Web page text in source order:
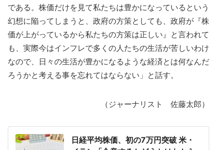
である。株価だけを見て私たちは豊かになっているという
幻想に陥ってしまうと、政府の方策としても、政府が『株
価が上がっているから私たちの方策は正しい』と言われて
も、実際今はインフレで多くの人たちの生活が苦しいわけ
なので、日々の生活が豊かになるような経済とは何なんだ
ろうかと考える事を忘れてはならない」と話す。
（ジャーナリスト 佐藤太郎）
日経平均株価、初の7万円突破 米・